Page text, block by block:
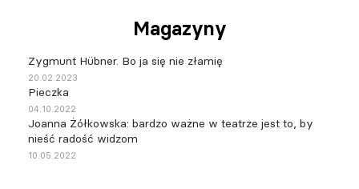
Magazyny
Zygmunt Hübner. Bo ja się nie złamię
20.02.2023
Pieczka
04.10.2022
Joanna Żółkowska: bardzo ważne w teatrze jest to, by
nieść radość widzom
10.05.2022